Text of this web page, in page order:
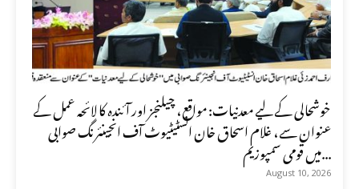
خوشحالی کے لیے معدنیات: مواقع، چیلنجز اور آئندہ کا لائحہ عمل کے
عنوان سے، غلام اسحاق خان انسٹیٹیوٹ آف انجینئرنگ صوابی
میں قومی سمپوزیم...
August 10, 2026